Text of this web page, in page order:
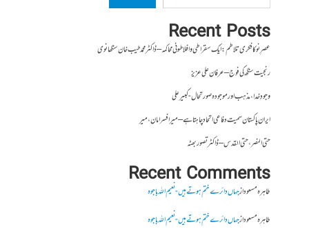
Recent Posts
عصرِ نو کا فکری تلاطم: ایک سقراطی و افلاطونی محاکمہ – ڈاکٹر محمد طیب خان سنگھانوی
رنجیت سنگھ کی فوج – عرفان علی عزیز
وجودِ خدا، مذہب اور موجودہ صورتحال- کبیر علی
ایران پاکستان سمیت دفاعی اتحاد چاہتا ہے – میر افسر امان،میر
حتی النصر ، حتی القدس – ڈاکٹر تصور بھٹہ
Recent Comments
طاہرہ مسعودازجہاں دائرے ختم ہوتے ہیں- نعیم اللہ باجوہ
طاہرہ مسعودازجہاں دائرے ختم ہوتے ہیں- نعیم اللہ باجوہ